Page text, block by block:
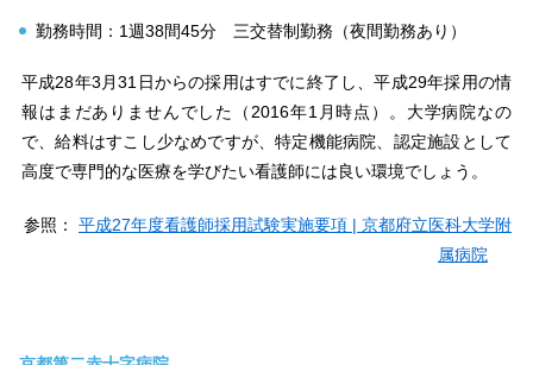
勤務時間：1週38間45分 三交替制勤務（夜間勤務あり）
平成28年3月31日からの採用はすでに終了し、平成29年採用の情
報はまだありませんでした（2016年1月時点）。大学病院なの
で、給料はすこし少なめですが、特定機能病院、認定施設として
高度で専門的な医療を学びたい看護師には良い環境でしょう。
参照： 平成27年度看護師採用試験実施要項 | 京都府立医科大学附
属病院